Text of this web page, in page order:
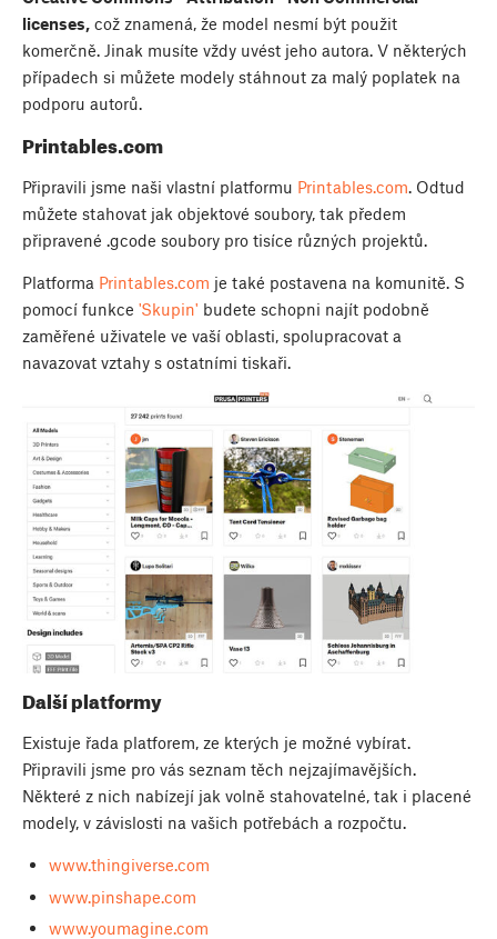
licenses, což znamená, že model nesmí být použit
komerčně. Jinak musíte vždy uvést jeho autora. V některých
případech si můžete modely stáhnout za malý poplatek na
podporu autorů.
Printables.com
Připravili jsme naši vlastní platformu Printables.com. Odtud
můžete stahovat jak objektové soubory, tak předem
připravené .gcode soubory pro tisíce různých projektů.
Platforma Printables.com je také postavena na komunitě. S
pomocí funkce 'Skupin' budete schopni najít podobně
zaměřené uživatele ve vaší oblasti, spolupracovat a
navazovat vztahy s ostatními tiskaři.
Další platformy
Existuje řada platforem, ze kterých je možné vybírat.
Připravili jsme pro vás seznam těch nejzajímavějších.
Některé z nich nabízejí jak volně stahovatelné, tak i placené
modely, v závislosti na vašich potřebách a rozpočtu.
www.thingiverse.com
www.pinshape.com
www.youmagine.com